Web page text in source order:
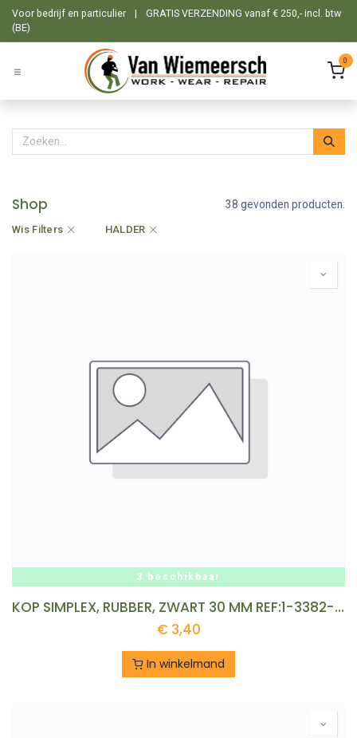
Overslaan naar inhoud
Voor bedrijf en particulier |
GRATIS VERZENDING vanaf € 250,- incl. btw
(BE)
0
Shop 38 gevonden producten.
Wis Filters HALDER
3 beschikbaar
KOP SIMPLEX, RUBBER, ZWART 30 MM REF:1-3382-2-30
€ 3,40
In winkelmand